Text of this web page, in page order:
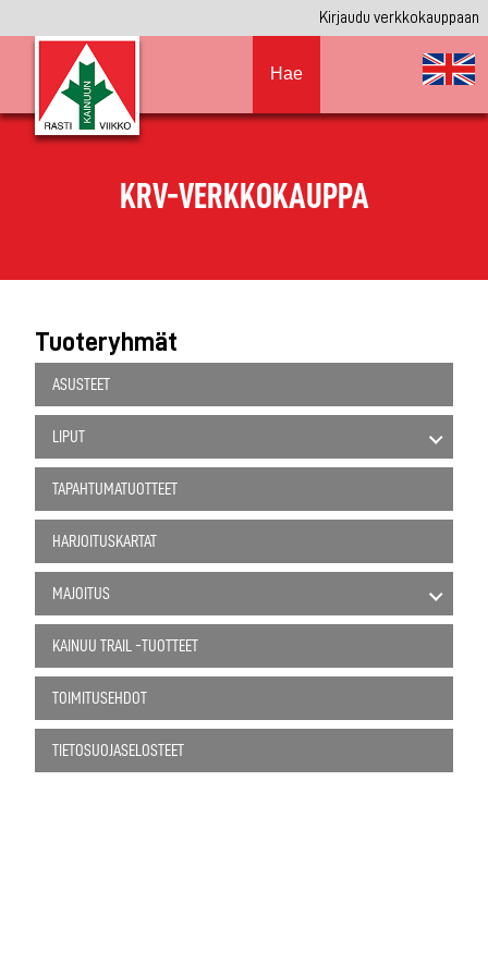
Kirjaudu verkkokauppaan
Hae
KRV-VERKKOKAUPPA
Tuoteryhmät
ASUSTEET
LIPUT
TAPAHTUMATUOTTEET
HARJOITUSKARTAT
MAJOITUS
KAINUU TRAIL -TUOTTEET
TOIMITUSEHDOT
TIETOSUOJASELOSTEET